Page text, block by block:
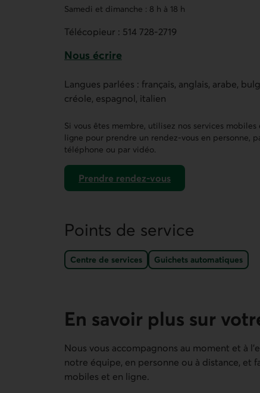
Samedi et dimanche : 8 h à 18 h
Télécopieur : 514 728-2719
Nous écrire
Langues parlées : français, anglais, arabe,
créole, espagnol, italien
Si vous êtes membre, utilisez nos services mobiles
ligne pour prendre un rendez-vous en personne,
téléphone ou par vidéo.
Prendre rendez-vous
dans AccèsD
Points de service
Centre de services Guichets automatiques
En savoir plus sur
Nous vous accompagnons au moment et à
notre équipe, en personne ou à distance, et
mobiles et en ligne.